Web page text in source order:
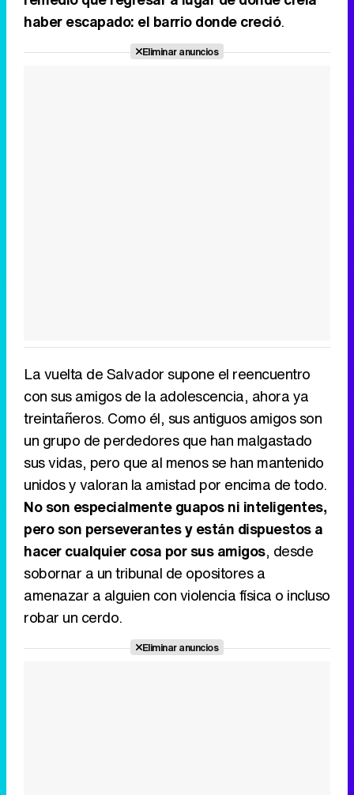
haber escapado: el barrio donde creció.
Eliminar anuncios
La vuelta de Salvador supone el reencuentro
con sus amigos de la adolescencia, ahora ya
treintañeros. Como él, sus antiguos amigos son
un grupo de perdedores que han malgastado
sus vidas, pero que al menos se han mantenido
unidos y valoran la amistad por encima de todo.
No son especialmente guapos ni inteligentes,
pero son perseverantes y están dispuestos a
hacer cualquier cosa por sus amigos, desde
sobornar a un tribunal de opositores a
amenazar a alguien con violencia física o incluso
robar un cerdo.
Eliminar anuncios